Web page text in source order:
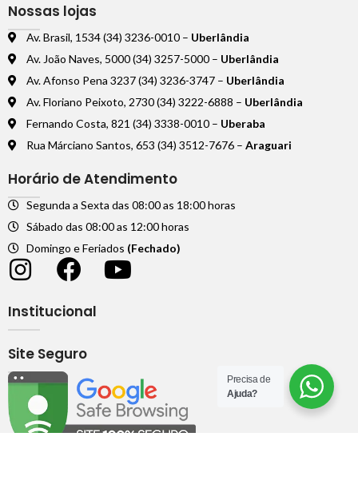
Nossas lojas
Av. Brasil, 1534 (34) 3236-0010 – Uberlândia
Av. João Naves, 5000 (34) 3257-5000 – Uberlândia
Av. Afonso Pena 3237 (34) 3236-3747 – Uberlândia
Av. Floriano Peixoto, 2730 (34) 3222-6888 – Uberlândia
Fernando Costa, 821 (34) 3338-0010 – Uberaba
Rua Márciano Santos, 653 (34) 3512-7676 – Araguari
Horário de Atendimento
Segunda a Sexta das 08:00 as 18:00 horas
Sábado das 08:00 as 12:00 horas
Domingo e Feriados (Fechado)
Institucional
Site Seguro
Precisa de
Ajuda?